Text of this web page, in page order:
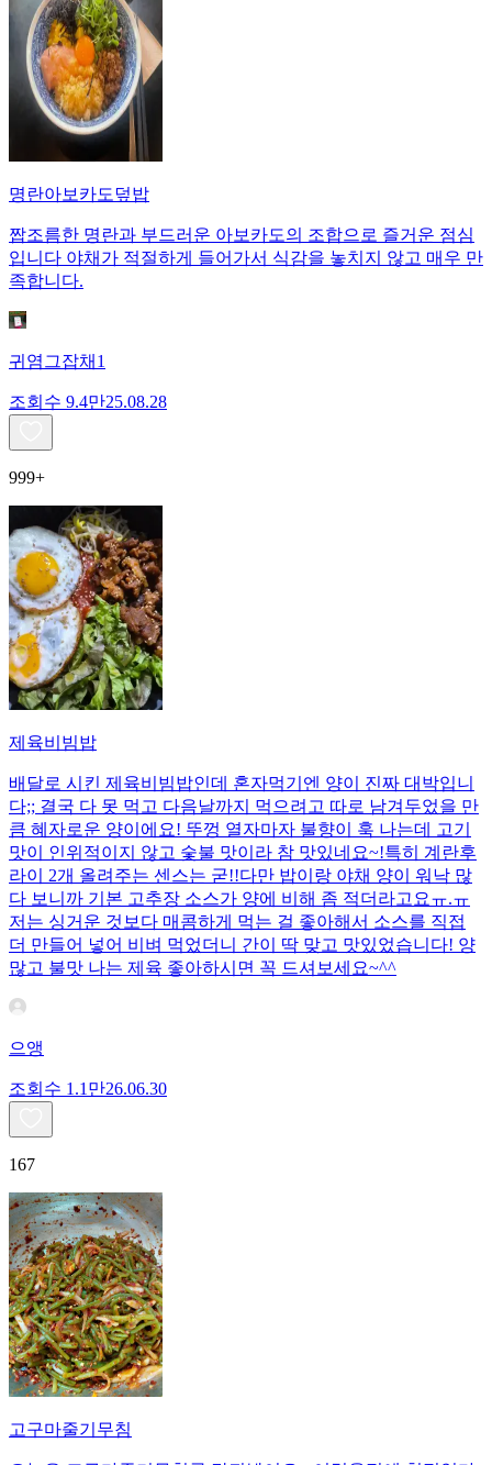
명란아보카도덮밥
짭조름한 명란과 부드러운 아보카도의 조합으로 즐거운 점심
입니다 야채가 적절하게 들어가서 식감을 놓치지 않고 매우 만
족합니다.
귀염그잡채1
조회수 9.4만25.08.28
999+
제육비빔밥
배달로 시킨 제육비빔밥인데 혼자먹기엔 양이 진짜 대박입니
다;; 결국 다 못 먹고 다음날까지 먹으려고 따로 남겨두었을 만
큼 혜자로운 양이에요! 뚜껑 열자마자 불향이 훅 나는데 고기
맛이 인위적이지 않고 숯불 맛이라 참 맛있네요~!특히 계란후
라이 2개 올려주는 센스는 굳!! ​다만 밥이랑 야채 양이 워낙 많
다 보니까 기본 고추장 소스가 양에 비해 좀 적더라고요ㅠ.ㅠ
저는 싱거운 것보다 매콤하게 먹는 걸 좋아해서 소스를 직접
더 만들어 넣어 비벼 먹었더니 간이 딱 맞고 맛있었습니다! 양
많고 불맛 나는 제육 좋아하시면 꼭 드셔보세요~^^
으앵
조회수 1.1만26.06.30
167
고구마줄기무침